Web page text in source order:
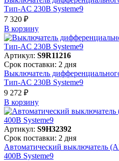
Тип-AC 230В Systeme9
7 320 ₽
В корзинy
Артикул: S9R11216
Срок поставки: 2 дня
Выключатель
Тип-AC 230В Systeme9
9 272 ₽
В корзинy
Артикул: S9H32392
Срок поставки: 2 дня
Автоматический выключатель
400В Systeme9